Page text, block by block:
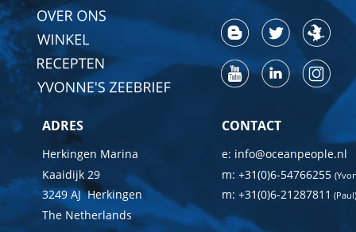
ADRES
Herkingen Marina
Kaaidijk 29
3249 AJ  Herkingen
The Netherlands
CONTACT
e: info@oceanpeople.nl
m: +31(0)6-54766255
m: +31(0)6-21287811 (Paul)